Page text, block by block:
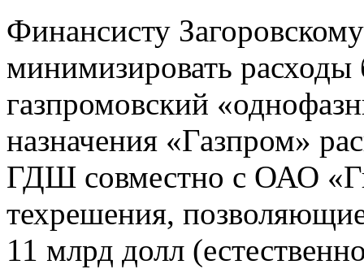
Финансисту
минимизировать
газпромовский
назначения «Газпром»
ГДШ совместно с ОАО
техрешения,
11 млрд долл